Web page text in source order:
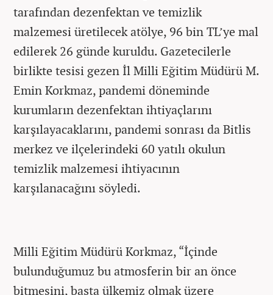
tarafından dezenfektan ve temizlik
malzemesi üretilecek atölye, 96 bin TL’ye mal
edilerek 26 günde kuruldu. Gazetecilerle
birlikte tesisi gezen İl Milli Eğitim Müdürü M.
Emin Korkmaz, pandemi döneminde
kurumların dezenfektan ihtiyaçlarını
karşılayacaklarını, pandemi sonrası da Bitlis
merkez ve ilçelerindeki 60 yatılı okulun
temizlik malzemesi ihtiyacının
karşılanacağını söyledi.
Milli Eğitim Müdürü Korkmaz, “İçinde
bulunduğumuz bu atmosferin bir an önce
bitmesini, başta ülkemiz olmak üzere